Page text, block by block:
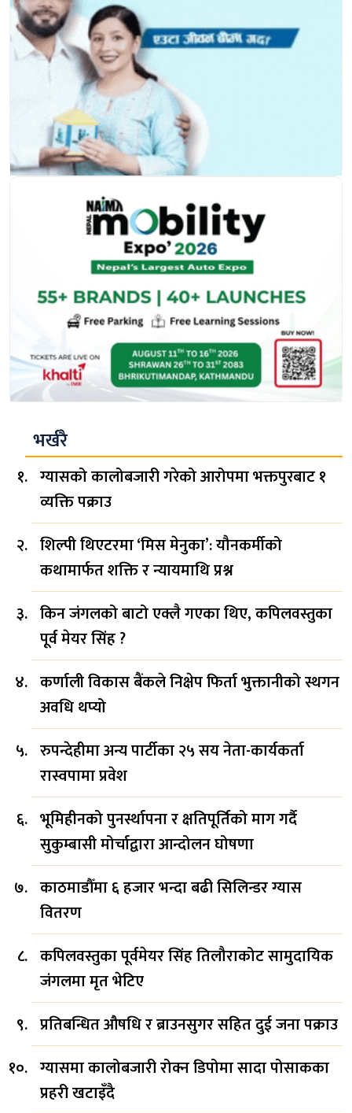
भर्खरै
ग्यासको कालोबजारी गरेको आरोपमा भक्तपुरबाट १
व्यक्ति पक्राउ
शिल्पी थिएटरमा ‘मिस मेनुका’: यौनकर्मीको
कथामार्फत शक्ति र न्यायमाथि प्रश्न
किन जंगलको बाटो एक्लै गएका थिए, कपिलवस्तुका
पूर्व मेयर सिंह ?
कर्णाली विकास बैंकले निक्षेप फिर्ता भुक्तानीको स्थगन
अवधि थप्यो
रुपन्देहीमा अन्य पार्टीका २५ सय नेता-कार्यकर्ता
रास्वपामा प्रवेश
भूमिहीनको पुनर्स्थापना र क्षतिपूर्तिको माग गर्दै
सुकुम्बासी मोर्चाद्वारा आन्दोलन घोषणा
काठमाडौँमा ६ हजार भन्दा बढी सिलिन्डर ग्यास
वितरण
कपिलवस्तुका पूर्वमेयर सिंह तिलौराकोट सामुदायिक
जंगलमा मृत भेटिए
प्रतिबन्धित औषधि र ब्राउनसुगर सहित दुई जना पक्राउ
ग्यासमा कालोबजारी रोक्न डिपोमा सादा पोसाकका
प्रहरी खटाइँदै